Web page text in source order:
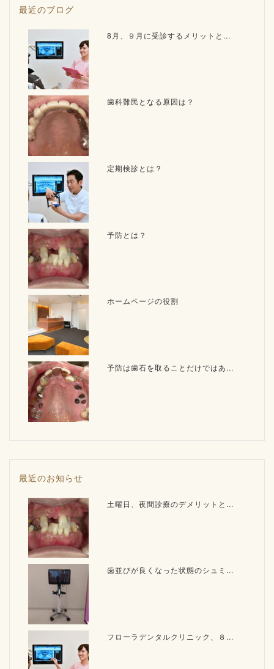
最近のブログ
8月、９月に受診するメリットと...
歯科難民となる原因は？
定期検診とは？
予防とは？
ホームページの役割
予防は歯石を取ることだけではあ...
最近のお知らせ
土曜日、夜間診療のデメリットと...
歯並びが良くなった状態のシュミ...
フローラデンタルクリニック、８...